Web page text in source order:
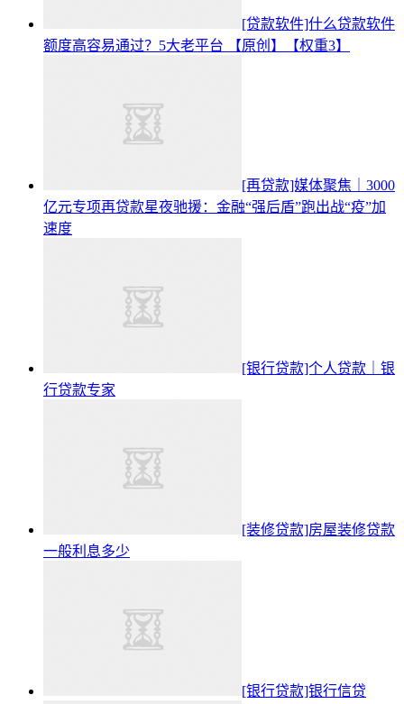
[贷款软件]什么贷款软件
额度高容易通过？5大老平台 【原创】【权重3】
[再贷款]媒体聚焦｜3000
亿元专项再贷款星夜驰援：金融“强后盾”跑出战“疫”加
速度
[银行贷款]个人贷款｜银
行贷款专家
[装修贷款]房屋装修贷款
一般利息多少
[银行贷款]银行信贷